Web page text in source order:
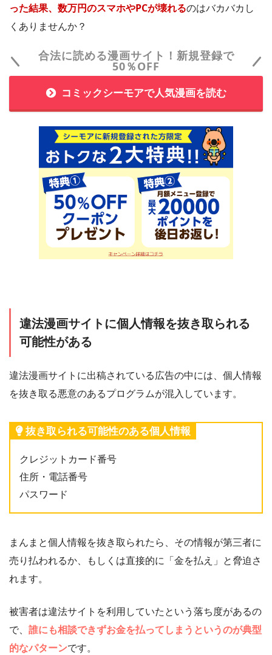
った結果、数万円のスマホやPCが壊れるのはバカバカし
くありませんか？
合法に読める漫画サイト！新規登録で
50％OFF
コミックシーモアで人気漫画を読む
違法漫画サイトに個人情報を抜き取られる
可能性がある
違法漫画サイトに出稿されている広告の中には、個人情報
を抜き取る悪意のあるプログラムが混入しています。
抜き取られる可能性のある個人情報
クレジットカード番号
住所・電話番号
パスワード
まんまと個人情報を抜き取られたら、その情報が第三者に
売り払われるか、もしくは直接的に「金を払え」と脅迫さ
れます。
被害者は違法サイトを利用していたという落ち度があるの
で、 誰にも相談できずお金を払ってしまうというのが典型
的なパターンです。